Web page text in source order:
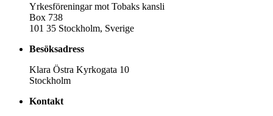
Yrkesföreningar mot Tobaks kansli
Box 738
101 35 Stockholm, Sverige
Besöksadress
Klara Östra Kyrkogata 10
Stockholm
Kontakt